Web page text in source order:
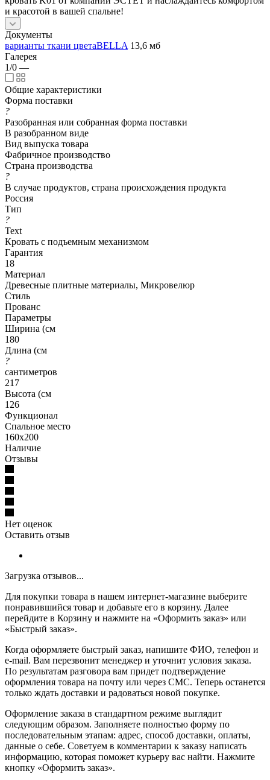
и красотой в вашей спальне!
Документы
варианты ткани цветаBELLA 13,6 мб
Галерея
1/0 —
Общие характеристики
Форма поставки
?
Разобранная или собранная форма поставки
В разобранном виде
Вид выпуска товара
Фабричное производство
Страна производства
?
В случае продуктов, страна происхождения продукта
Россия
Тип
?
Text
Кровать с подъемным механизмом
Гарантия
18
Материал
Древесные плитные материалы, Микровелюр
Стиль
Прованс
Параметры
Ширина (см
180
Длина (см
?
сантиметров
217
Высота (см
126
Функционал
Спальное место
160x200
Наличие
Отзывы
Нет оценок
Оставить отзыв
Загрузка отзывов...
Для покупки товара в нашем интернет-магазине выберите
понравившийся товар и добавьте его в корзину. Далее
перейдите в Корзину и нажмите на «Оформить заказ» или
«Быстрый заказ».
Когда оформляете быстрый заказ, напишите ФИО, телефон и
e-mail. Вам перезвонит менеджер и уточнит условия заказа.
По результатам разговора вам придет подтверждение
оформления товара на почту или через СМС. Теперь останется
только ждать доставки и радоваться новой покупке.
Оформление заказа в стандартном режиме выглядит
следующим образом. Заполняете полностью форму по
последовательным этапам: адрес, способ доставки, оплаты,
данные о себе. Советуем в комментарии к заказу написать
информацию, которая поможет курьеру вас найти. Нажмите
кнопку «Оформить заказ».